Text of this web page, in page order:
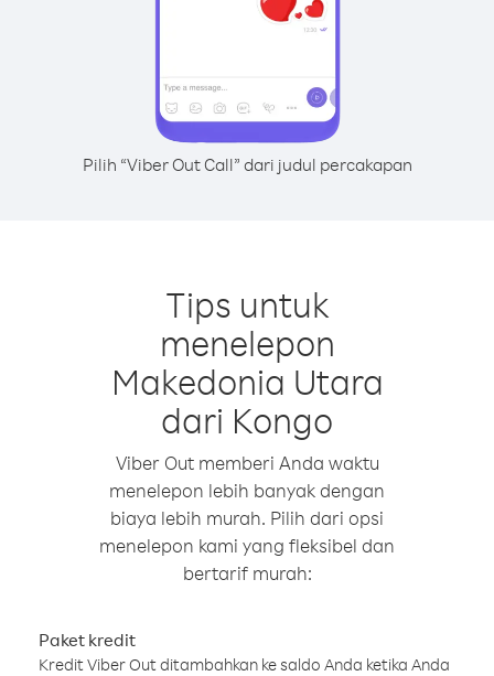
Pilih “Viber Out Call” dari judul percakapan
Tips untuk
menelepon
Makedonia Utara
dari Kongo
Viber Out memberi Anda waktu
menelepon lebih banyak dengan
biaya lebih murah. Pilih dari opsi
menelepon kami yang fleksibel dan
bertarif murah:
Paket kredit
Kredit Viber Out ditambahkan ke saldo Anda ketika Anda